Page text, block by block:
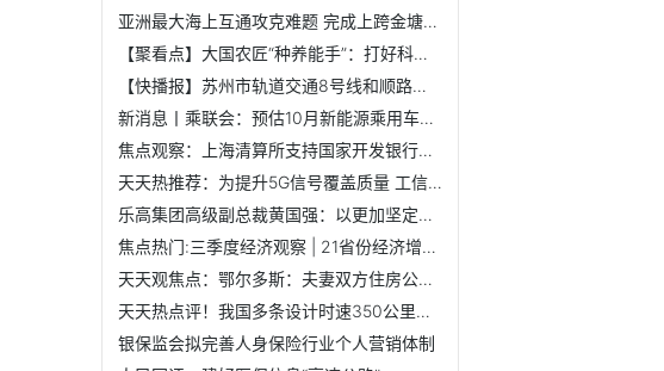
亚洲最大海上互通攻克难题 完成上跨金塘大桥架梁施工
【聚看点】大国农匠“种养能手”：打好科技牌 助力畜牧业新发展
【快播报】苏州市轨道交通8号线和顺路至唐庄站区间左线顺利贯通
新消息丨乘联会：预估10月新能源乘用车厂商批发销量68万辆 ...
焦点观察：上海清算所支持国家开发银行成功发行二级资本债券
天天热推荐：为提升5G信号覆盖质量 工信部重耕900MHz频段频谱资源
乐高集团高级副总裁黄国强：以更加坚定的决心继续深耕中国大市场
焦点热门:三季度经济观察 | 21省份经济增速较上半年加快
天天观焦点：鄂尔多斯：夫妻双方住房公积金贷款额度提至80万元
天天热点评！我国多条设计时速350公里高铁建设取得最新进展
银保监会拟完善人身保险行业个人营销体制